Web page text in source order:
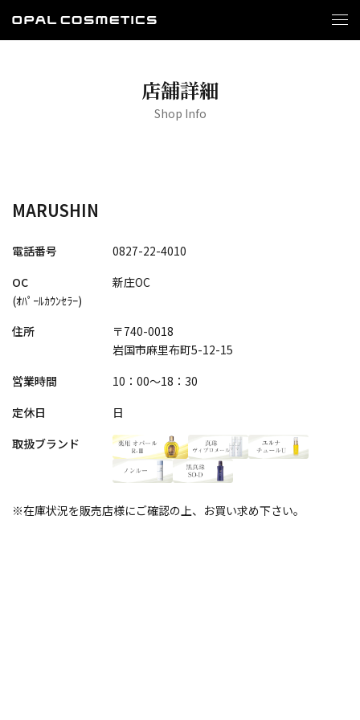
店舗詳細
Shop Info
MARUSHIN
電話番号
0827-22-4010
OC
(ｵﾊﾟｰﾙｶｳﾝｾﾗｰ)
新庄OC
住所
〒740-0018
岩国市麻里布町5-12-15
営業時間
10：00～18：30
定休日
日
取扱ブランド
※在庫状況を販売店様にご確認の上、お買い求め下さい。